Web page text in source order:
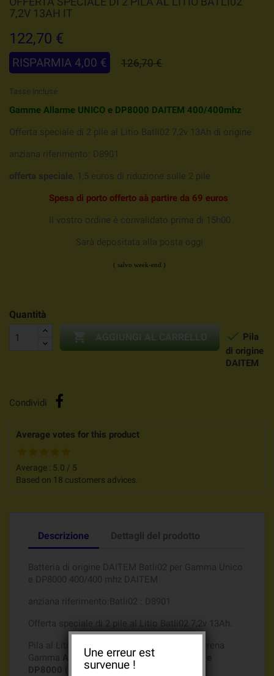
7,2V 13AH IT
122,70 €
RISPARMIA 4,00 € 126,70 €
Tasse incluse
Gamme Allarme UNICO e DP8000 DAITEM 400/400mhz
Offerta speciale di 2 pile al Litio Batli02 7,2v 13Ah di origine
anziana riferimento: D8901
offerta speciale, 1,5 euros di riduzione sulle 2 pile
Spesa di porto offerto aà partire da 69 euros
Il vostro ordine è convalidato prima di 15h00
Sarà depositata alla posta oggi
( salvo week-end )
Quantità
 AGGIUNGI AL CARRELLO  Pila
di origine
DAITEM
Condividi
Average votes for this product
Average : 5.0 / 5
Based on 18 customers advices.
Descrizione Dettagli del prodotto
Batteria di origine DAITEM Batli02 per Gamma Unico
e DP8000 400/400 mhz DAITEM
anziana riferimento:Batli02 : D8901
Offerta speciale di 2 pile al Litio Batli02 7,2v 13Ah.
Pila al Litio Batli02 7,2v 13Ah per centrale sirena
Gamma
ALLARME DAITEM UNICO (ITALIA) e
DP8000 (Francia)
Une erreur est
survenue !